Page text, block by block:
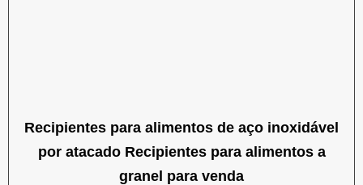
Recipientes para alimentos de aço inoxidável
por atacado Recipientes para alimentos a
granel para venda